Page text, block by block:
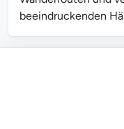
beeindruckenden